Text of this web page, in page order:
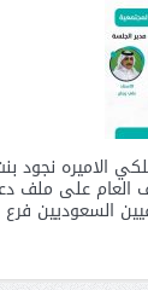
الاميره نجود
العام على ملف
السعوديين